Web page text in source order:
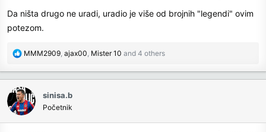
:
Da ništa drugo ne uradi, uradio je više od brojnih "legendi" ovim
potezom.
R
a
c
t
i
MMM2909 ajax00 Mister 10 and 4 others
sinisa.b
Početnik